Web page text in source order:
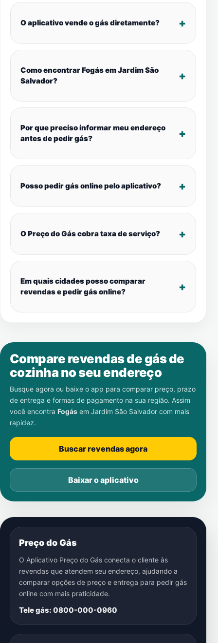
O aplicativo vende o gás diretamente?
Como encontrar Fogás em Jardim São
Salvador?
Por que preciso informar meu endereço
antes de pedir gás?
Posso pedir gás online pelo aplicativo?
O Preço do Gás cobra taxa de serviço?
Em quais cidades posso comparar
revendas e pedir gás online?
Compare revendas de gás de
cozinha no seu endereço
Busque agora ou baixe o app para comparar preço, prazo
de entrega e formas de pagamento na sua região. Assim
você encontra Fogás em Jardim São Salvador com mais
rapidez.
Buscar revendas agora
Baixar o aplicativo
Preço do Gás
O Aplicativo Preço do Gás conecta o cliente às
revendas que atendem seu endereço, ajudando a
comparar opções de preço e entrega para pedir gás
online com mais praticidade.
Tele gás: 0800-000-0960